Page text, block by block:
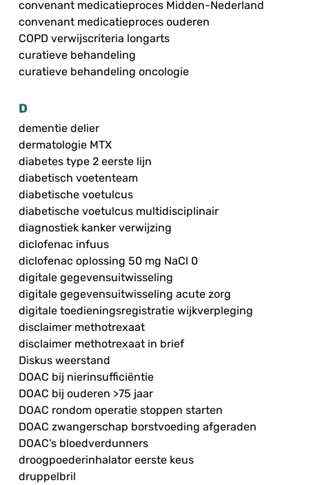
convenant medicatieproces Midden-Nederland
convenant medicatieproces ouderen
COPD verwijscriteria longarts
curatieve behandeling
curatieve behandeling oncologie
D
dementie delier
dermatologie MTX
diabetes type 2 eerste lijn
diabetisch voetenteam
diabetische voetulcus
diabetische voetulcus multidisciplinair
diagnostiek kanker verwijzing
diclofenac infuus
diclofenac oplossing 50 mg NaCl 0
digitale gegevensuitwisseling
digitale gegevensuitwisseling acute zorg
digitale toedieningsregistratie wijkverpleging
disclaimer methotrexaat
disclaimer methotrexaat in brief
Diskus weerstand
DOAC bij nierinsufficiëntie
DOAC bij ouderen >75 jaar
DOAC rondom operatie stoppen starten
DOAC zwangerschap borstvoeding afgeraden
DOAC’s bloedverdunners
droogpoederinhalator eerste keus
druppelbril